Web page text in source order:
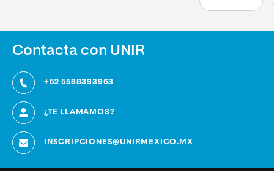
Contacta con UNIR
+52 5588393963
¿TE LLAMAMOS?
INSCRIPCIONES@UNIRMEXICO.MX